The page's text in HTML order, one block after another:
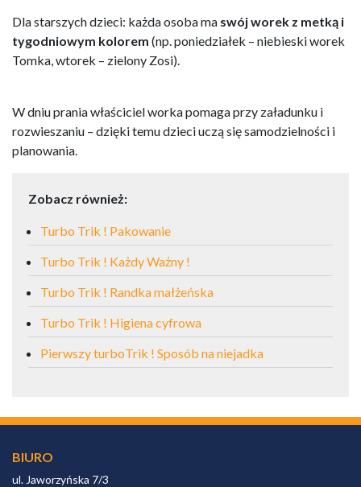
Dla starszych dzieci: każda osoba ma swój worek z metką i
tygodniowym kolorem (np. poniedziałek – niebieski worek
Tomka, wtorek – zielony Zosi).
W dniu prania właściciel worka pomaga przy załadunku i
rozwieszaniu – dzięki temu dzieci uczą się samodzielności i
planowania.
Zobacz również:
Turbo Trik ! Pakowanie
Turbo Trik ! Każdy Ważny !
Turbo Trik ! Randka małżeńska
Turbo Trik ! Higiena cyfrowa
Pierwszy turboTrik ! Sposób na niejadka
BIURO
ul. Jaworzyńska 7/3